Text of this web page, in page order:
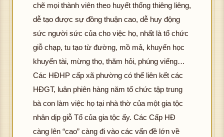
chẽ mọi thành viên theo huyết thống thiêng liêng,
dễ tạo được sự đồng thuận cao, dễ huy động
sức người sức của cho việc họ, nhất là tổ chức
giỗ chạp, tu tạo từ đường, mồ mả, khuyến học
khuyến tài, mừng thọ, thăm hỏi, phúng viếng…
Các HĐHP cấp xã phường có thể liên kết các
HĐGT, luân phiên hàng năm tổ chức tập trung
bà con làm việc họ tại nhà thờ của một gia tộc
nhân dịp giỗ Tổ của gia tộc ấy. Các Cấp HĐ
càng lên “cao” càng đi vào các vấn đề lớn về